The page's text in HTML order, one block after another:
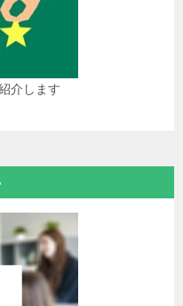
介します